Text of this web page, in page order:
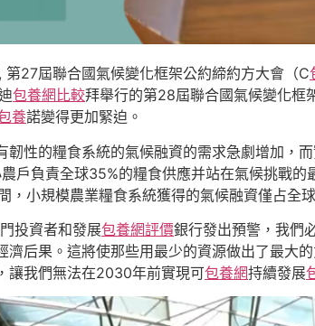
27屆聯合國氣候變化框架公約締約方大會（C
包養網比較拜舉行的第28屆聯合國氣候變化框
養諾變得更加緊迫。
性的糧食系統的氣候融資的需求急劇增加，
戶負責全球35%的糧食供應并站在氣候挑戰
小規模農業糧食系統獲得的氣候融資僅占全
投資者和發展包養網評價銀行發出預警，我們
后果。這將使那些用最少的資源做出了最大
讓我們無法在2030年前實現可包養網持續發展